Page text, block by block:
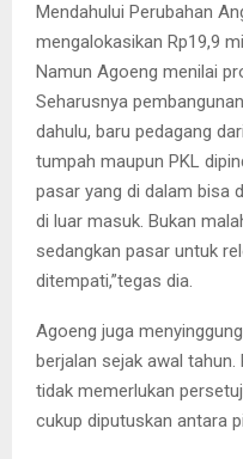
Mendahului Perubahan
mengalokasikan Rp19,9
Namun Agoeng menilai
Seharusnya
dahulu, baru pedagang
tumpah maupun PKL
pasar yang di dalam bisa
di luar masuk. Bukan
sedangkan pasar untuk
ditempati,”tegas dia.
Agoeng juga
berjalan sejak awal tahun.
tidak memerlukan
cukup diputuskan antara